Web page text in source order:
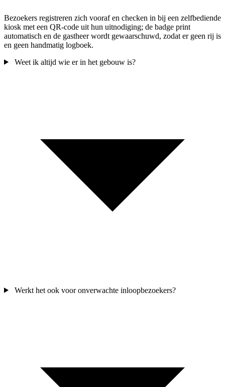
Bezoekers registreren zich vooraf en checken in bij een zelfbediende
kiosk met een QR-code uit hun uitnodiging; de badge print
automatisch en de gastheer wordt gewaarschuwd, zodat er geen rij is
en geen handmatig logboek.
Weet ik altijd wie er in het gebouw is?
Werkt het ook voor onverwachte inloopbezoekers?